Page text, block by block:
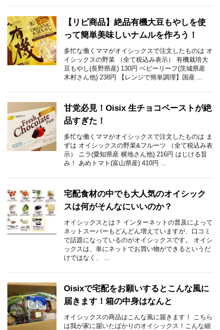
【リピ商品】絶品有機大豆もやしを使
って簡単美味しいナムルを作ろう！
多忙な働くママがオイシックスで注文したものは オ
イシックスの野菜 （全て税込み表示） 有機栽培大
豆もやし(長野県産) 130円 ベビーリーフ(茨城県産
木村さん他) 238円 【レンジで簡単調理】国産 ...
甘党必見！Oisix 生チョコペーストが絶
品すぎた！
多忙な働くママがオイシックスで注文したものは ま
ずは オイシックスの野菜&フルーツ （全て税込み表
示） ニラ(愛知県産 横地さん他) 216円 はじける旨
み！ あめトマト(富山県産) 410円 ...
宅配食材の中でも大人気のオイシック
スは何がそんなにいいのか？
オイシックスとは？ インターネットの普及によって
ネットスーパーもどんどん増えていますが、口コミ
で話題になっているのがオイシックスです。 オイシ
ックスは、単にネットでお買い物ができるというだ
けではなく、 ...
Oisixで宅配をお願いするとこんな風に
届きます！箱の中身はなんと
オイシックスの商品はこんな風に届きます！ こちら
は我が家に届いたばかりのオイシックス！こんな細